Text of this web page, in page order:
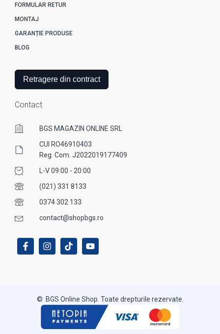
FORMULAR RETUR
MONTAJ
GARANȚIE PRODUSE
BLOG
Retragere din contract
Contact
BGS MAGAZIN ONLINE SRL
CUI RO46910403
Reg. Com. J2022019177409
L-V 09:00 - 20:00
(021) 331 8133
0374 302 133
contact@shopbgs.ro
© BGS Online Shop. Toate drepturile rezervate.